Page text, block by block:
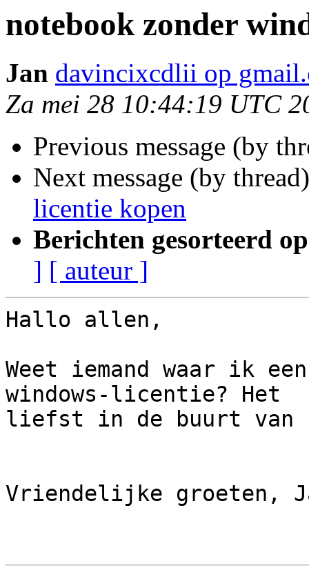
notebook zonder
Jan davincixcdlii op
Za mei 28 10:44:19 UTC
Previous message (by
Next message (by
licentie kopen
Berichten gesorteerd
] [ auteur ]
Hallo allen,
Weet iemand waar ik
windows-licentie? Het
liefst in de buurt van
Vriendelijke groeten,